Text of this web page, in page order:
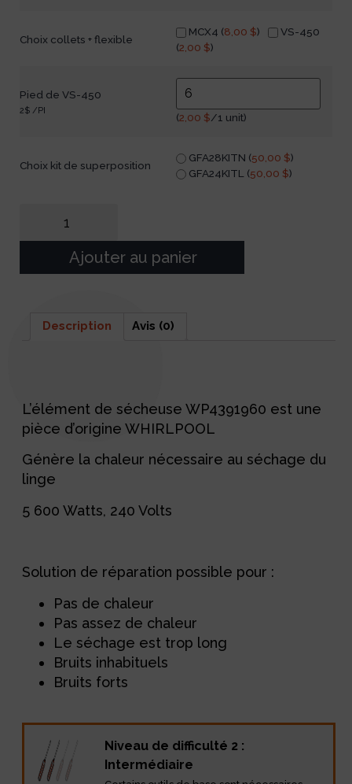
Choix collets + flexible
MCX4 (8,00 $)
VS-450
(2,00 $)
Pied de VS-450
2$ /PI
(2,00 $/1 unit)
Choix kit de superposition
GFA28KITN (50,00 $)
GFA24KITL (50,00 $)
Ajouter au panier
Description Avis (0)
L’élément de sécheuse WP4391960 est une
pièce d’origine WHIRLPOOL
Génère la chaleur nécessaire au séchage du
linge
5 600 Watts, 240 Volts
Solution de réparation possible pour :
Pas de chaleur
Pas assez de chaleur
Le séchage est trop long
Bruits inhabituels
Bruits forts
Niveau de difficulté 2 :
Intermédiaire